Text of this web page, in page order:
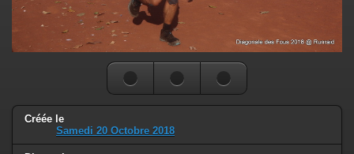
Créée le
Samedi 20 Octobre 2018